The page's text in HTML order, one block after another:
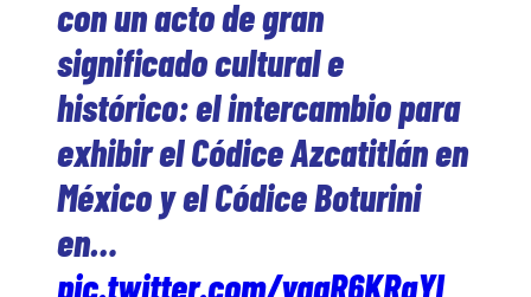
con un acto de gran
significado cultural e
histórico: el intercambio para
exhibir el Códice Azcatitlán en
México y el Códice Boturini
en…
pic.twitter.com/yqgR6KRgYI